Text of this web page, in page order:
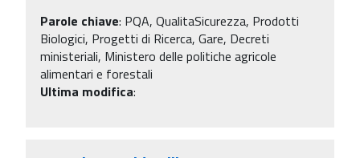
Parole chiave: PQA, QualitaSicurezza, Prodotti
Biologici, Progetti di Ricerca, Gare, Decreti
ministeriali, Ministero delle politiche agricole
alimentari e forestali
Ultima modifica: